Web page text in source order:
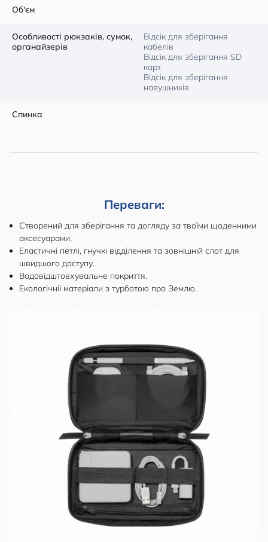
Об'єм
Особливості рюкзаків, сумок,
органайзерів
Відсік для зберігання
кабелів
Відсік для зберігання SD
карт
Відсік для зберігання
навушників
Спинка
Переваги:
Створений для зберігання та догляду за твоїми щоденними
аксесуарами.
Еластичні петлі, гнучкі відділення та зовнішній слот для
швидшого доступу.
Водовідштовхувальне покриття.
Екологічніі матеріали з турботою про Землю.